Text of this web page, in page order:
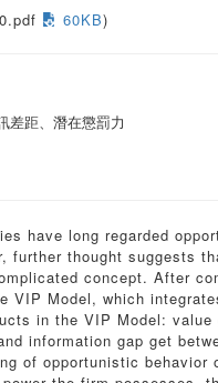
60KB)
差距、潛在懲罰力
have long regarded
further thought suggests
concept. After
VIP Model, which
in the VIP Model:
information gap get
of opportunistic